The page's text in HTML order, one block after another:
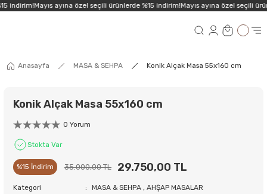
indirim!Mayıs ayına özel seçili ürünlerde %15 indirim!Mayıs ayına özel seçili
Anasayfa MASA & SEHPA Konik Alçak Masa 55x160 cm
Konik Alçak Masa 55x160 cm
0 Yorum
Stokta Var
%15 İndirim 35.000,00 TL 29.750,00 TL
Kategori MASA & SEHPA ,AHŞAP MASALAR